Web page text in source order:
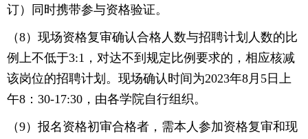
订）同时携带参与资格验证。
（8）现场资格复审确认合格人数与招聘计划人数的比
例上不低于3:1，对达不到规定比例要求的，相应核减
该岗位的招聘计划。现场确认时间为2023年8月5日上
午8：30-17:30，由各学院自行组织。
（9）报名资格初审合格者，需本人参加资格复审和现